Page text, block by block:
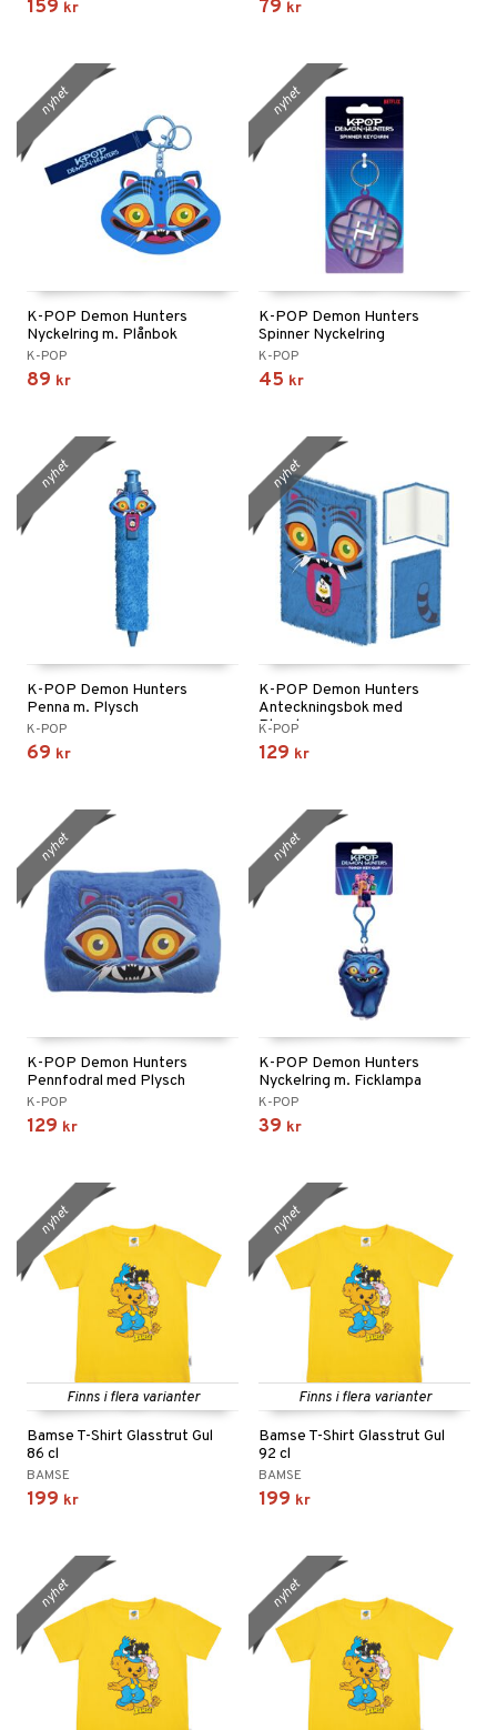
159 kr 79 kr
K-POP Demon Hunters
Nyckelring m. Plånbok
K-POP
89 kr
nyhet
K-POP Demon Hunters
Spinner Nyckelring
K-POP
45 kr
nyhet
K-POP Demon Hunters
Penna m. Plysch
K-POP
69 kr
nyhet
K-POP Demon Hunters
Anteckningsbok med
Plysch
K-POP
129 kr
nyhet
K-POP Demon Hunters
Pennfodral med Plysch
K-POP
129 kr
nyhet
K-POP Demon Hunters
Nyckelring m. Ficklampa
K-POP
39 kr
nyhet
Finns i flera varianter
Bamse T-Shirt Glasstrut Gul
86 cl
BAMSE
199 kr
nyhet
Finns i flera varianter
Bamse T-Shirt Glasstrut Gul
92 cl
BAMSE
199 kr
nyhet
nyhet nyhet